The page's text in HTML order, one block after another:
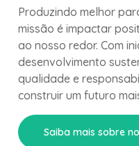
Produzindo melhor
missão é impactar
ao nosso redor. Com
desenvolvimento
qualidade e
construir um futuro
Saiba mais sobre